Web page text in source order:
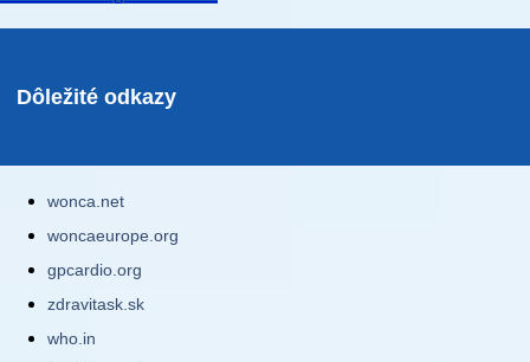
Dôležité odkazy
wonca.net
woncaeurope.org
gpcardio.org
zdravitask.sk
who.in